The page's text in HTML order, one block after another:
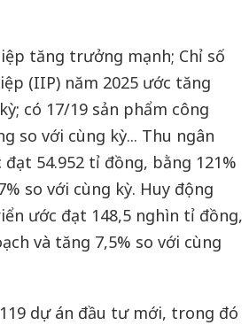
tăng trưởng mạnh; Chỉ số
(IIP) năm 2025 ước tăng
có 17/19 sản phẩm công
so với cùng kỳ... Thu ngân
54.952 tỉ đồng, bằng 121%
so với cùng kỳ. Huy động
ước đạt 148,5 nghìn tỉ đồng,
và tăng 7,5% so với cùng
dự án đầu tư mới, trong đó